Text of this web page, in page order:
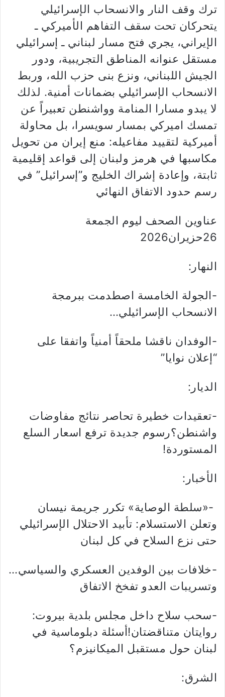
ترك وقف النار والانسحاب الإسرائيلي
يتحركان تحت سقف التفاهم الأميركي ـ
الإيراني، يجري فتح مسار لبناني ـ إسرائيلي
مستقل عنوانه المناطق التجريبية، ودور
الجيش اللبناني، ونزع بنى حزب الله، وربط
الانسحاب الإسرائيلي بضمانات أمنية. لذلك
لا يبدو مسارا المنامة وواشنطن تعبيراً عن
تمسك اميركي بمسار سويسرا، بل محاولة
أميركية لتقييد مفاعيله: منع إيران من تحويل
مكاسبها في هرمز ولبنان إلى قواعد إقليمية
ثابتة، وإعادة إشراك الخليج و”إسرائيل” في
رسم حدود الاتفاق النهائي
عناوين الصحف ليوم الجمعة
26حزيران2026
النهار:
-الجولة الخامسة اصطدمت ببرمجة
الانسحاب الإسرائيلي…
-الوفدان ناقشا ملحقاً أمنياً واتفقا على
“إعلان نوايا”
الديار:
-تعقيدات خطيرة تحاصر نتائج مفاوضات
واشنطن؟رسوم جديدة ترفع اسعار السلع
المستوردة!
الأخبار:
-«سلطة الوصاية» تكرر جريمة نيسان
وتعلن الاستسلام: تأبيد الاحتلال الإسرائيلي
حتى نزع السلاح في كل لبنان
-خلافات بين الوفدين العسكري والسياسي…
وتسريبات العدو تفخخ الاتفاق
-سحب سلاح داخل مجلس بلدية بيروت:
روايتان متناقضتان!أسئلة دبلوماسية في
لبنان حول مستقبل الميكانيزم؟
الشرق: